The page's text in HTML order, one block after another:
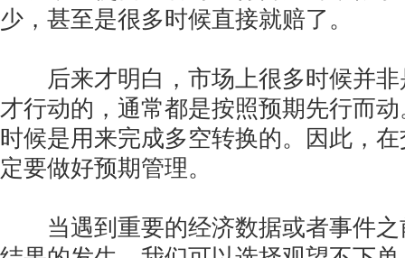
少，甚至是很多时候直接就赔了。
后来才明白，市场上很多时候并非
才行动的，通常都是按照预期先行而
时候是用来完成多空转换的。因此，
定要做好预期管理。
当遇到重要的经济数据或者事件之